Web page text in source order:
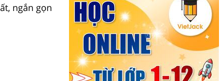
ngắn gọn